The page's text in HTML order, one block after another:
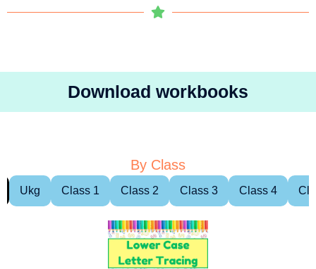
Download workbooks
By Class
Ukg Class 1 Class 2 Class 3 Class 4